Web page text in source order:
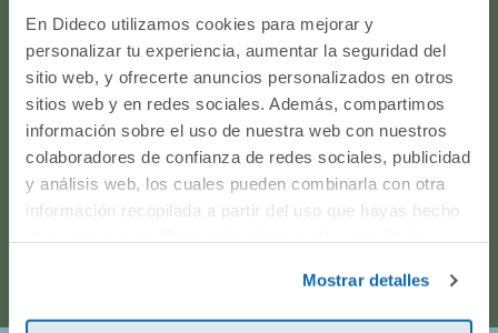
En Dideco utilizamos cookies para mejorar y
personalizar tu experiencia, aumentar la seguridad del
sitio web, y ofrecerte anuncios personalizados en otros
sitios web y en redes sociales. Además, compartimos
información sobre el uso de nuestra web con nuestros
colaboradores de confianza de redes sociales, publicidad
y análisis web, los cuales pueden combinarla con otra
información recopilada a partir del uso que hayas hecho
Mostrar detalles
916597360
Correo electrónico
Horario de atención telefónica: de Lunes a Viernes, de
9:00h a 17:00h.